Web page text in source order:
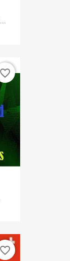
favorite_border
favorite_border